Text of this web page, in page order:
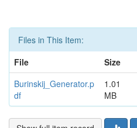
Files in This Item:
File
Size
Burinskij_Generator.p
df
1.01
MB